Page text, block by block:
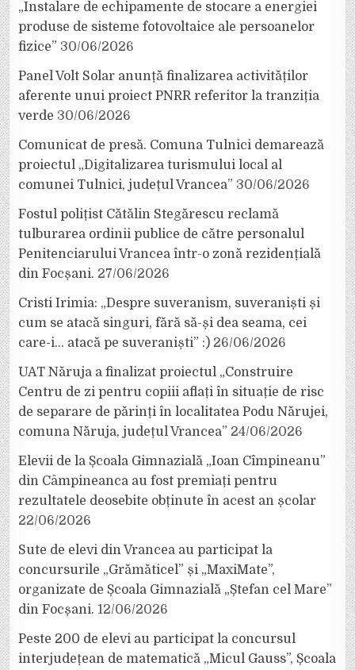
„Instalare de echipamente de stocare a energiei
produse de sisteme fotovoltaice ale persoanelor
fizice” 30/06/2026
Panel Volt Solar anunță finalizarea activităților
aferente unui proiect PNRR referitor la tranziția
verde 30/06/2026
Comunicat de presă. Comuna Tulnici demarează
proiectul „Digitalizarea turismului local al
comunei Tulnici, județul Vrancea” 30/06/2026
Fostul polițist Cătălin Stegărescu reclamă
tulburarea ordinii publice de către personalul
Penitenciarului Vrancea într-o zonă rezidențială
din Focșani. 27/06/2026
Cristi Irimia: „Despre suveranism, suveraniști și
cum se atacă singuri, fără să-și dea seama, cei
care-i… atacă pe suveraniști” :) 26/06/2026
UAT Năruja a finalizat proiectul „Construire
Centru de zi pentru copiii aflați în situație de risc
de separare de părinți în localitatea Podu Nărujei,
comuna Năruja, județul Vrancea” 24/06/2026
Elevii de la Școala Gimnazială „Ioan Cîmpineanu”
din Câmpineanca au fost premiați pentru
rezultatele deosebite obținute în acest an școlar
22/06/2026
Sute de elevi din Vrancea au participat la
concursurile „Grămăticel” și „MaxiMate”,
organizate de Școala Gimnazială „Ștefan cel Mare”
din Focșani. 12/06/2026
Peste 200 de elevi au participat la concursul
interjudețean de matematică „Micul Gauss”, Școala